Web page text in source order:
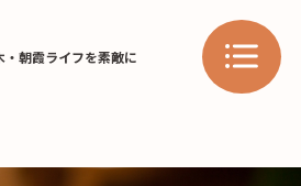
・朝霞ライフを素敵に